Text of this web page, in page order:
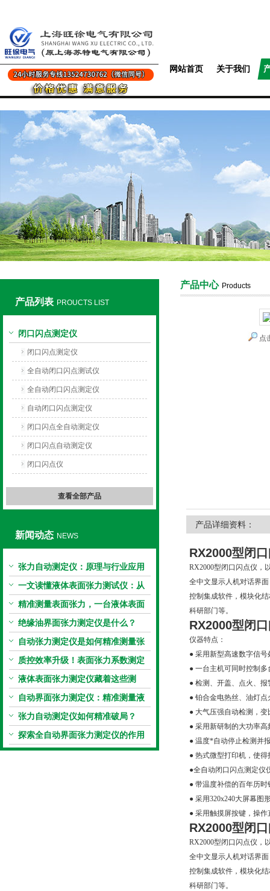
网站首页 关于我们
产品列表 PROUCTS LIST
闭口闪点测定仪
闭口闪点测定仪
全自动闭口闪点测试仪
全自动闭口闪点测定仪
自动闭口闪点测定仪
闭口闪点全自动测定仪
闭口闪点自动测定仪
闭口闪点仪
查看全部产品
新闻动态 NEWS
张力自动测定仪：原理与行业应用
解析
一文读懂液体表面张力测试仪：从
原理到应用全掌握
精准测量表面张力，一台液体表面
张力系数测量仪就够了
绝缘油界面张力测定仪是什么？
自动张力测定仪是如何精准测量张
力的？
质控效率升级！表面张力系数测定
仪真香警告
液体表面张力测定仪藏着这些测
定“小窍门”
自动界面张力测定仪：精准测量液
体界面张力的关键设备
张力自动测定仪如何精准破局？
探索全自动界面张力测定仪的作用
产品中心 Products
点
产品详细资料：
RX2000型闭
RX2000型闭口闪点仪，
全中文显示人机对话界
控制集成软件，模块化
科研部门等。
RX2000型闭
仪器特点：
● 采用新型高速数字信
● 一台主机可同时控制
● 检测、开盖、点火、
● 铂合金电热丝、油灯点
● 大气压强自动检测，
● 采用新研制的大功率
● 温度*自动停止检测并
● 热式微型打印机，使
●全自动闭口闪点测定仪
● 带温度补偿的百年历
● 采用320x240大屏幕图
● 采用触摸屏按键，操作
RX2000型闭
RX2000型闭口闪点仪，
全中文显示人机对话界
控制集成软件，模块化
科研部门等。